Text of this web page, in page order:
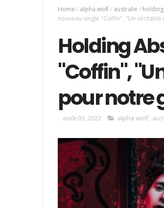
Home / alpha wolf/ australie /
nouveau single "Coffin", "Un
Holding
"Coffin",
pour notre
août 03, 2022 alpha wolf,